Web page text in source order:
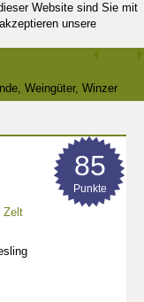
Website sind Sie mit
unsere
Weingüter, Winzer
Zelt
85
Punkte